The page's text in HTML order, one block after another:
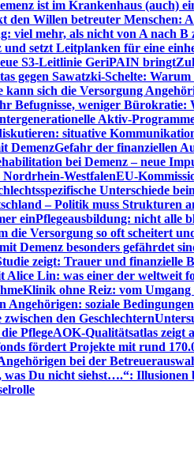
ist im Krankenhaus (auch)
den Willen betreuter Menschen:
viel mehr, als nicht von A nach B
setzt Leitplanken für eine
S3-Leitlinie GeriPAIN bringt
gegen Sawatzki-Schelte:
sich die Versorgung
Befugnisse, weniger Bürokratie:
Aktiv-
situative
DemenzGefahr der finanziellen
bei Demenz – neue
WestfalenEU-
Unterschiede
– Politik muss Strukturen
einPflegeausbildung: nicht alle
die Versorgung so oft scheitert
Demenz besonders gefährdet
zeigt: Trauer und finanzielle
Alice Lin: was einer der weltweit
Klinik ohne Reiz: vom
Angehörigen: soziale
den Geschlechtern
PflegeAOK-Qualitätsatlas zeigt
fördert Projekte mit rund
bei der
was Du nicht siehst….“: Illusionen